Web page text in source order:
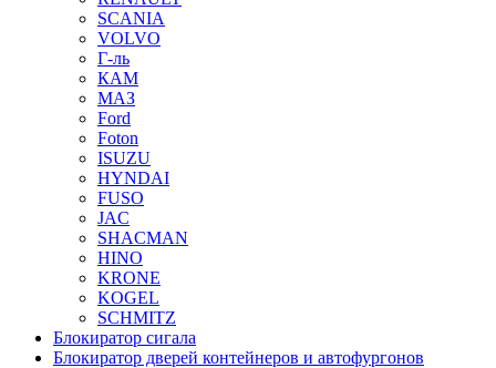
SCANIA
VOLVO
Г-ль
КАМ
МАЗ
Ford
Foton
ISUZU
HYNDAI
FUSO
JAC
SHACMAN
HINO
KRONE
KOGEL
SCHMITZ
Блокиратор сигала
Блокиратор дверей контейнеров и автофургонов